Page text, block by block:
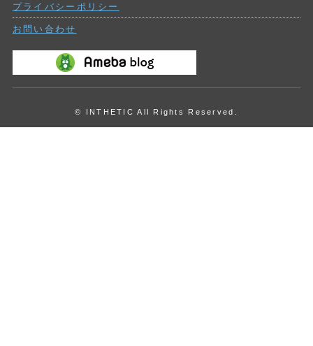
プライバシーポリシー
お問い合わせ
© INTHETIC All Rights Reserved.